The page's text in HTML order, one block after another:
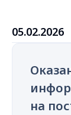
05.02.2026
на